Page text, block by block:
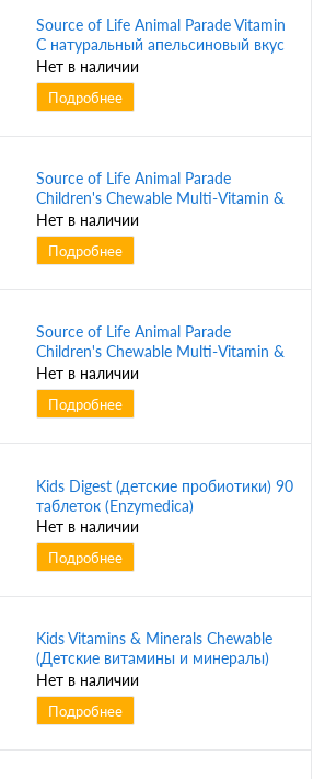
Source of Life Animal Parade Vitamin
C натуральный апельсиновый вкус
90 таблеток (Natures Plus)
Нет в наличии
Подробнее
Source of Life Animal Parade
Children's Chewable Multi-Vitamin &
Mineral Supplement виноград 90
таблеток в форме животных
(NaturesPlus)
Нет в наличии
Подробнее
Source of Life Animal Parade
Children's Chewable Multi-Vitamin &
Mineral Supplement (детская
мультивитаминно-минеральная
добавка) вишня 90 таблеток в
Нет в наличии
Подробнее
Kids Digest (детские пробиотики) 90
таблеток (Enzymedica)
Нет в наличии
Подробнее
Kids Vitamins & Minerals Chewable
(Детские витамины и минералы)
вкус натуральной черной вишни
120 жев. таблеток (Solaray)
Нет в наличии
Подробнее